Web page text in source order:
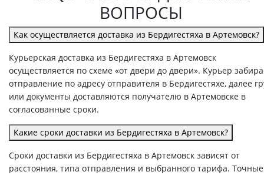
ВОПРОСЫ
Как осуществляется доставка из Бердигестяха в Артемовск?
Курьерская доставка из Бердигестяха в Артемовск
осуществляется по схеме «от двери до двери». Курьер
отправление по адресу отправителя в Бердигестяхе, далее
или документы доставляются получателю в Артемовске в
согласованные сроки.
Какие сроки доставки из Бердигестяха в Артемовск?
Сроки доставки из Бердигестяха в Артемовск зависят от
расстояния, типа отправления и выбранного тарифа. Точные